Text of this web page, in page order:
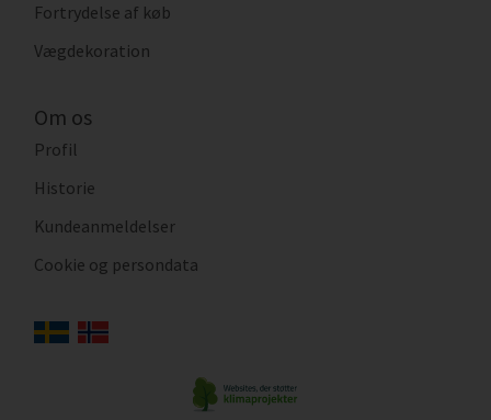
Fortrydelse af køb
Vægdekoration
Om os
Profil
Historie
Kundeanmeldelser
Cookie og persondata